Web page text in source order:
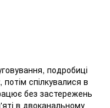
подробиці
спілкувалися в
без застережень
в двоканальному